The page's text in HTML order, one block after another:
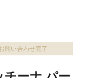
問い合わせ完了